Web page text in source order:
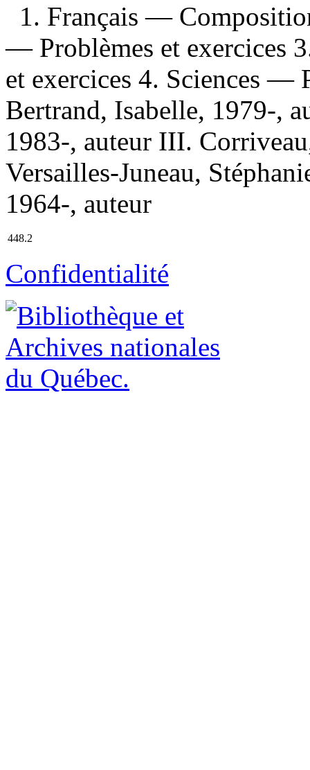
1. Français —
— Problèmes et exercices
et exercices 4. Sciences —
Bertrand, Isabelle, 1979-,
1983-, auteur III.
Versailles-Juneau,
1964-, auteur
448.2
Confidentialité